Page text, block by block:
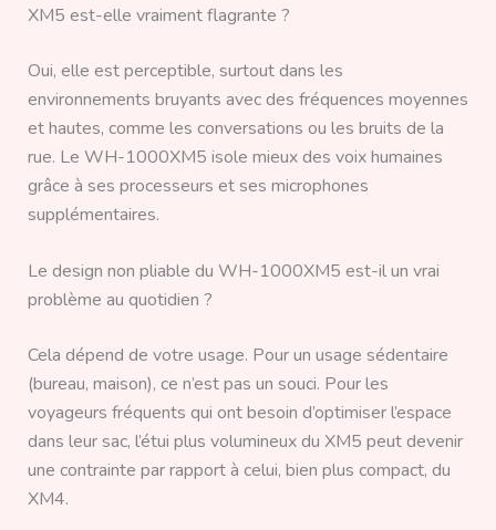
XM5 est-elle vraiment flagrante ?
Oui, elle est perceptible, surtout dans les
environnements bruyants avec des fréquences moyennes
et hautes, comme les conversations ou les bruits de la
rue. Le WH-1000XM5 isole mieux des voix humaines
grâce à ses processeurs et ses microphones
supplémentaires.
Le design non pliable du WH-1000XM5 est-il un vrai
problème au quotidien ?
Cela dépend de votre usage. Pour un usage sédentaire
(bureau, maison), ce n’est pas un souci. Pour les
voyageurs fréquents qui ont besoin d’optimiser l’espace
dans leur sac, l’étui plus volumineux du XM5 peut devenir
une contrainte par rapport à celui, bien plus compact, du
XM4.